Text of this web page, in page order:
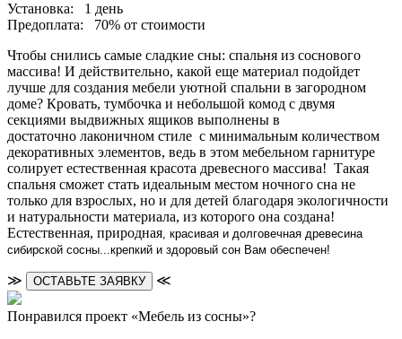
Установка:
1 день
Предоплата:
70% от стоимости
Чтобы снились самые сладкие сны: спальня из соснового
массива! И действительно, какой еще материал подойдет
лучше для создания мебели уютной спальни в загородном
доме? Кровать, тумбочка и небольшой комод с двумя
секциями выдвижных ящиков выполнены в
достаточно лаконичном стиле с минимальным количеством
декоративных элементов, ведь в этом мебельном гарнитуре
солирует естественная красота древесного массива! Такая
спальня сможет стать идеальным местом ночного сна не
только для взрослых, но и для детей благодаря экологичности
и натуральности материала, из которого она создана!
Естественная, природная, красивая и долговечная древесина
сибирской сосны...крепкий и здоровый сон Вам обеспечен!
≫ ОСТАВЬТЕ ЗАЯВКУ ≪
Понравился проект «Мебель из сосны»?